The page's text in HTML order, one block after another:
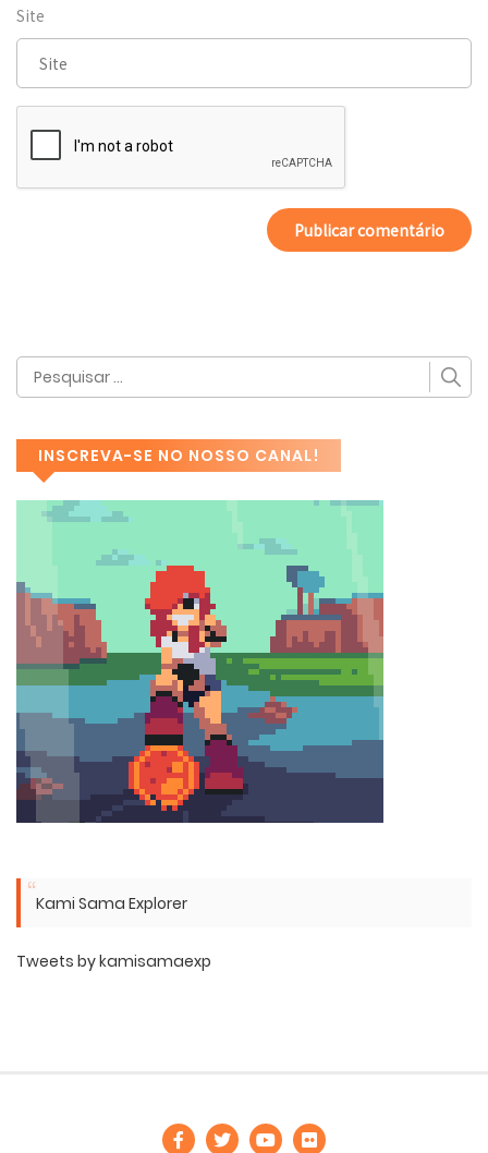
Site
INSCREVA-SE NO NOSSO CANAL!
Kami Sama Explorer
Tweets by kamisamaexp